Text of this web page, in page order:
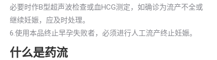
必要时作B型超声波检查或血HCG测定，如确诊为流产不全或
继续妊娠，应及时处理。
6.使用本品终止早孕失败者，必须进行人工流产终止妊娠。
什么是药流